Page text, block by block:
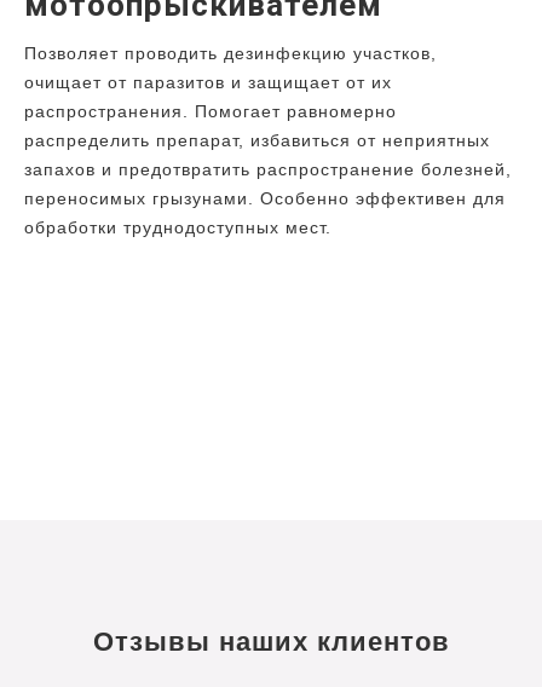
Позволяет проводить дезинфекцию участков,
очищает от паразитов и защищает от их
распространения. Помогает равномерно
распределить препарат, избавиться от неприятных
запахов и предотвратить распространение болезней,
переносимых грызунами. Особенно эффективен для
обработки труднодоступных мест.
Отзывы наших клиентов